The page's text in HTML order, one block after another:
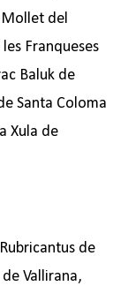
del
Franqueses
Baluk de
Santa Coloma
Xula de
de
Vallirana,